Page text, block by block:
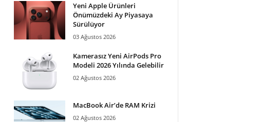
Yeni Apple Ürünleri
Önümüzdeki Ay Piyasaya
Sürülüyor
03 Ağustos 2026
Kamerasız Yeni AirPods Pro
Modeli 2026 Yılında Gelebilir
02 Ağustos 2026
MacBook Air’de RAM Krizi
02 Ağustos 2026